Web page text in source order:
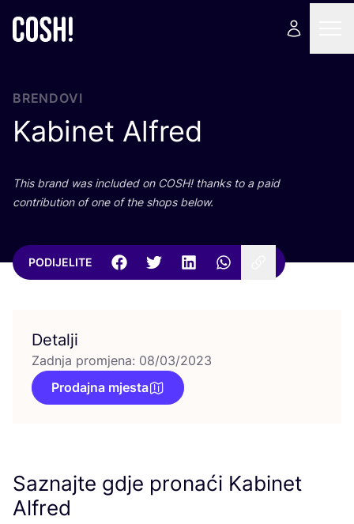
BRENDOVI
Kabinet Alfred
This brand was inclu­ded on COSH! than­ks to a paid
con­tri­bu­ti­on of one of the shops below.
PODIJELITE
Detalji
Zadnja promjena: 08/03/2023
Prodajna mjesta
Saznajte gdje pronaći Kabinet
Alfred